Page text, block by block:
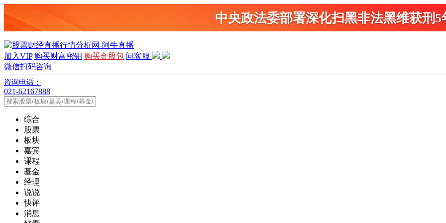
中央政法委部署深化扫黑非法黑维获刑5
加入VIP 购买财富密钥 购买金股包 问客服
微信扫码咨询
咨询电话：
021-62167888
综合
股票
板块
嘉宾
课程
基金
经理
说说
快评
消息